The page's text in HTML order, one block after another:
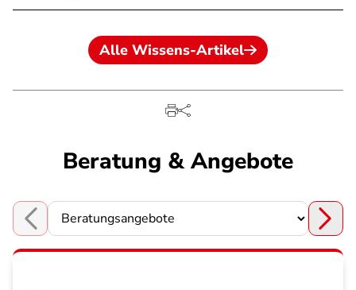
Alle Wissens-Artikel
Beratung & Angebote
Choose a section